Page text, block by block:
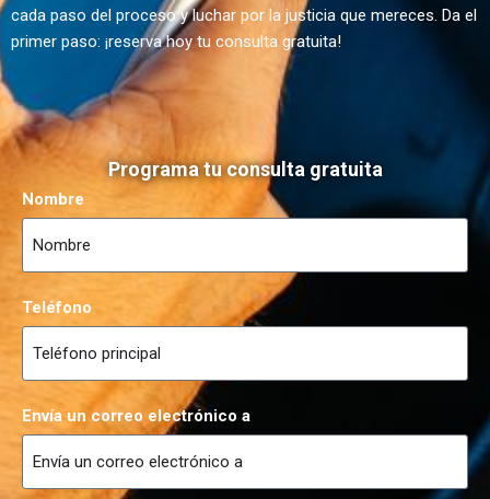
cada paso del proceso y luchar por la justicia que mereces. Da el
primer paso: ¡reserva hoy tu consulta gratuita!
Programa tu consulta gratuita
Nombre
Teléfono
Envía un correo electrónico a